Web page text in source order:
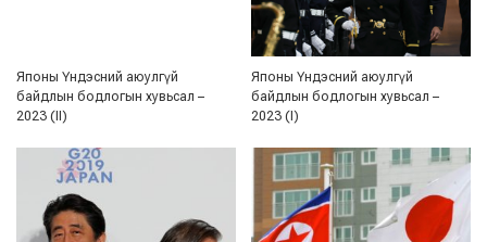
Японы Үндэсний аюулгүй
байдлын бодлогын хувьсал –
2023 (II)
Японы Үндэсний аюулгүй
байдлын бодлогын хувьсал –
2023 (I)